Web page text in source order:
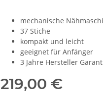
mechanische
37 Stiche
kompakt und leicht
geeignet für Anfänger
3 Jahre Hersteller
219,00 €